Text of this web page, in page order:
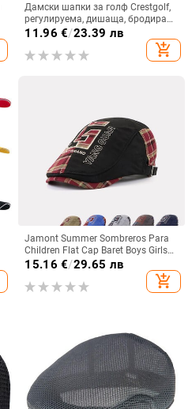
Дамски шапки за голф Crestgolf,
регулируема, дишаща, бродирана
шапка за слънце за спорт,
бейзболна мрежеста шапка за
слънце на открито
11.96 €/23.39 лв
add_shopping_cart
Jamont Summer Sombreros Para
Children Flat Cap Baret Boys Girls
Painter's Boinas Francesa Mujer
15.16 €/29.65 лв
add_shopping_cart